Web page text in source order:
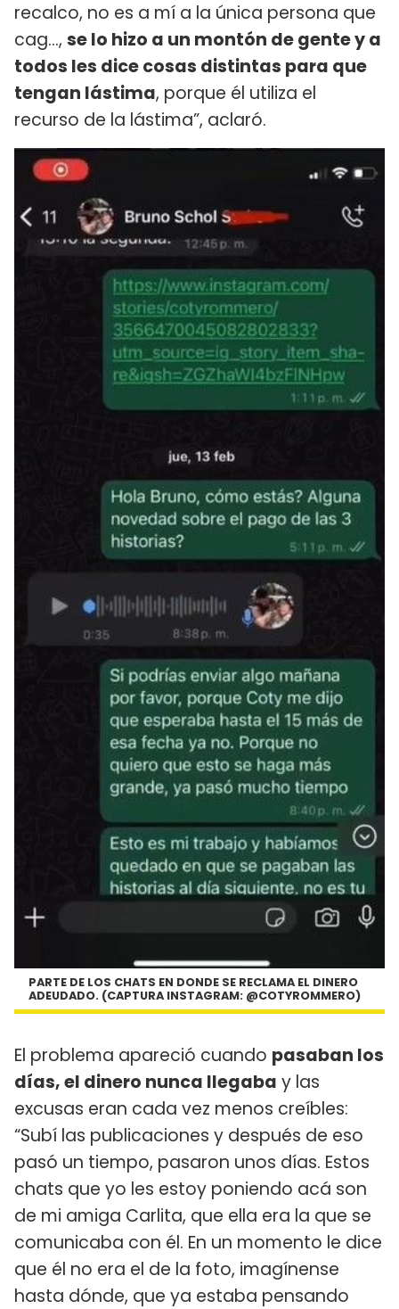
recalco, no es a mí a la única persona que
cag…, se lo hizo a un montón de gente y a
todos les dice cosas distintas para que
tengan lástima, porque él utiliza el
recurso de la lástima”, aclaró.
PARTE DE LOS CHATS EN DONDE SE RECLAMA EL DINERO
ADEUDADO. (CAPTURA INSTAGRAM: @COTYROMMERO)
El problema apareció cuando pasaban los
días, el dinero nunca llegaba y las
excusas eran cada vez menos creíbles:
“Subí las publicaciones y después de eso
pasó un tiempo, pasaron unos días. Estos
chats que yo les estoy poniendo acá son
de mi amiga Carlita, que ella era la que se
comunicaba con él. En un momento le dice
que él no era el de la foto, imagínense
hasta dónde, que ya estaba pensando